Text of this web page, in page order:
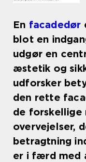
En facadedør
blot en
udgør en
æstetik og
udforsker
den rette
de forskellige
overvejelser,
betragtning
er i færd med